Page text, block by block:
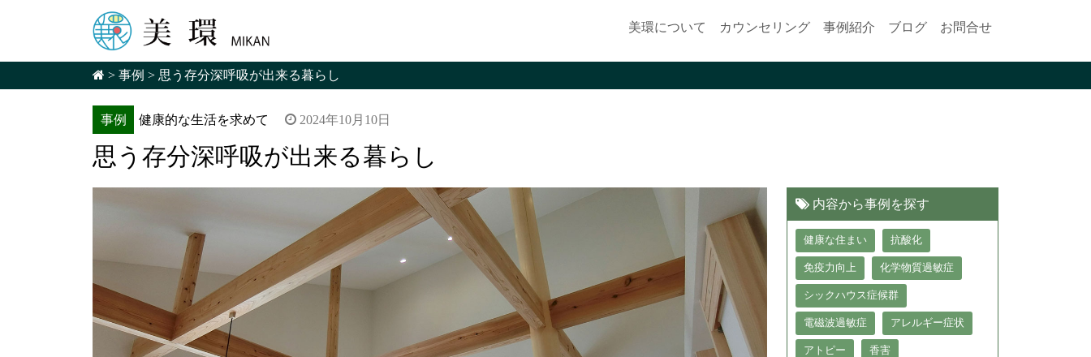
美環について カウンセリング 事例紹介 ブログ お問合せ
> 事例 > 思う存分深呼吸が出来る暮らし
事例 健康的な生活を求めて 2024年10月10日
思う存分深呼吸が出来る暮らし
内容から事例を探す
健康な住まい 抗酸化
免疫力向上 化学物質過敏症
シックハウス症候群
電磁波過敏症 アレルギー症状
アトピー 香害